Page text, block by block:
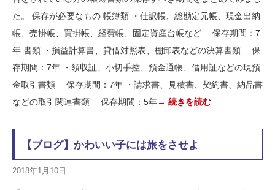
た。 保存が必要なもの 帳簿類 ・仕訳帳、総勘定元帳、現金出納
帳、売掛帳、買掛帳、経費帳、固定資産台帳など 保存期間：7
年 書類 ・損益計算書、貸借対照表、棚卸表などの決算書類 保
存期間：7年 ・領収証、小切手控、預金通帳、借用証などの現預
金取引書類 保存期間：7年 ・請求書、見積書、契約書、納品書
などの取引関連書類 保存期間：5年→ 続きを読む
【ブログ】かわいい子には旅をさせよ
2018年1月10日